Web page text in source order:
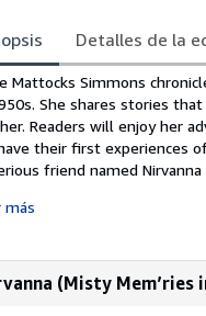
Detalles de la
Mattocks Simmons
She shares stories
Readers will enjoy her
their first experiences
friend named Nirvanna
más
(Misty Mem’ries